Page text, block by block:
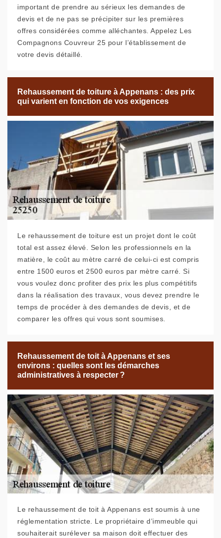
important de prendre au sérieux les demandes de
devis et de ne pas se précipiter sur les premières
offres considérées comme alléchantes. Appelez Les
Compagnons Couvreur 25 pour l’établissement de
votre devis détaillé.
Rehaussement de toiture à Appenans : des prix
qui varient en fonction de vos exigences
Le rehaussement de toiture est un projet dont le coût
total est assez élevé. Selon les professionnels en la
matière, le coût au mètre carré de celui-ci est compris
entre 1500 euros et 2500 euros par mètre carré. Si
vous voulez donc profiter des prix les plus compétitifs
dans la réalisation des travaux, vous devez prendre le
temps de procéder à des demandes de devis, et de
comparer les offres qui vous sont soumises.
Rehaussement de toit à Appenans et ses
environs : quelles sont les démarches
administratives à respecter ?
Le rehaussement de toit à Appenans est soumis à une
réglementation stricte. Le propriétaire d’immeuble qui
souhaiterait surélever sa maison doit effectuer des